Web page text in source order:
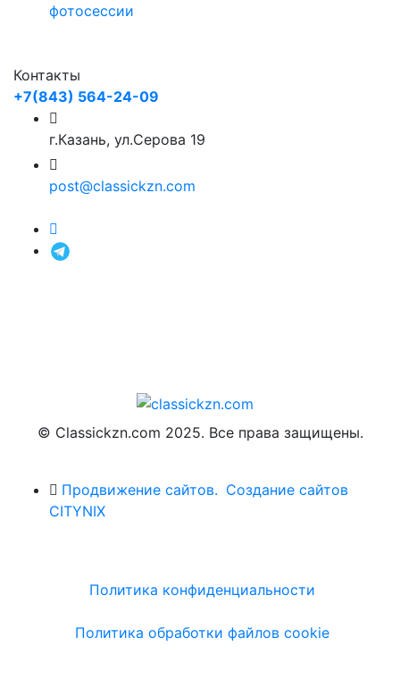
фотосессии
Контакты
+7(843) 564-24-09
г.Казань, ул.Серова 19
post@classickzn.com
© Classickzn.com 2025. Все права защищены.
Продвижение сайтов. Создание сайтов
CITYNIX
Политика конфиденциальности
Политика обработки файлов cookie